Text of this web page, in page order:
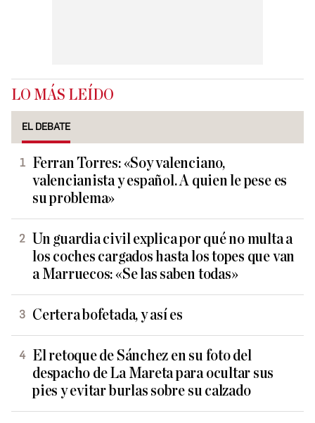
LO MÁS LEÍDO
EL DEBATE
Ferran Torres: «Soy valenciano,
valencianista y español. A quien le pese es
su problema»
Un guardia civil explica por qué no multa a
los coches cargados hasta los topes que van
a Marruecos: «Se las saben todas»
Certera bofetada, y así es
El retoque de Sánchez en su foto del
despacho de La Mareta para ocultar sus
pies y evitar burlas sobre su calzado